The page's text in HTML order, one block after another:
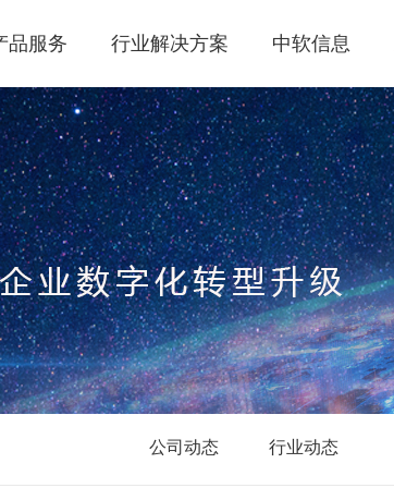
品服务 行业解决方案 中软信息
公司动态 行业动态